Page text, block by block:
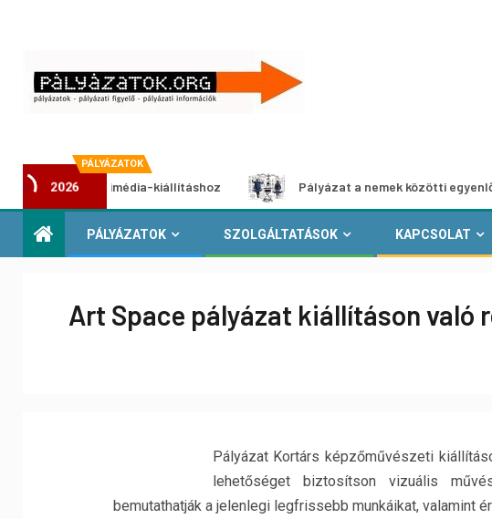
PÁLYÁZATOK
2026
multimédia-kiállításhoz Pályázat a nemek közötti egyenlőség
PÁLYÁZATOK SZOLGÁLTATÁSOK KAPCSOLAT
Art Space pályázat kiállításon való
Pályázat Kortárs képzőművészeti
lehetőséget biztosítson vizuális
bemutathatják a jelenlegi legfrissebb munkáikat, valamint